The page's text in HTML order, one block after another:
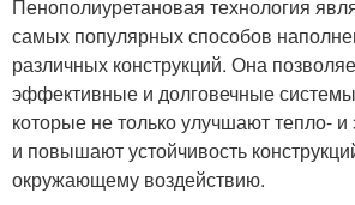
Пенополиуретановая технология
самых популярных способов
различных конструкций. Она
эффективные и долговечные
которые не только улучшают тепло-
и повышают устойчивость
окружающему воздействию.